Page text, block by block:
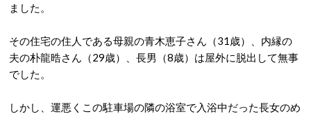
ました。
その住宅の住人である母親の青木恵子さん（31歳）、内縁の
夫の朴龍晧さん（29歳）、長男（8歳）は屋外に脱出して無事
でした。
しかし、運悪くこの駐車場の隣の浴室で入浴中だった長女のめ